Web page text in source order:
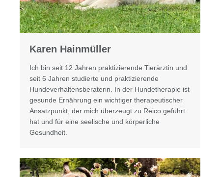
Karen Hainmüller​
Ich bin seit 12 Jahren praktizierende Tierärztin und
seit 6 Jahren studierte und praktizierende
Hundeverhaltensberaterin. In der Hundetherapie ist
gesunde Ernährung ein wichtiger therapeutischer
Ansatzpunkt, der mich überzeugt zu Reico geführt
hat und für eine seelische und körperliche
Gesundheit.